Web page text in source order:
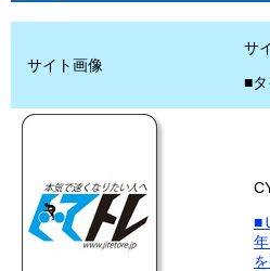
サイト画像
サ
■
■